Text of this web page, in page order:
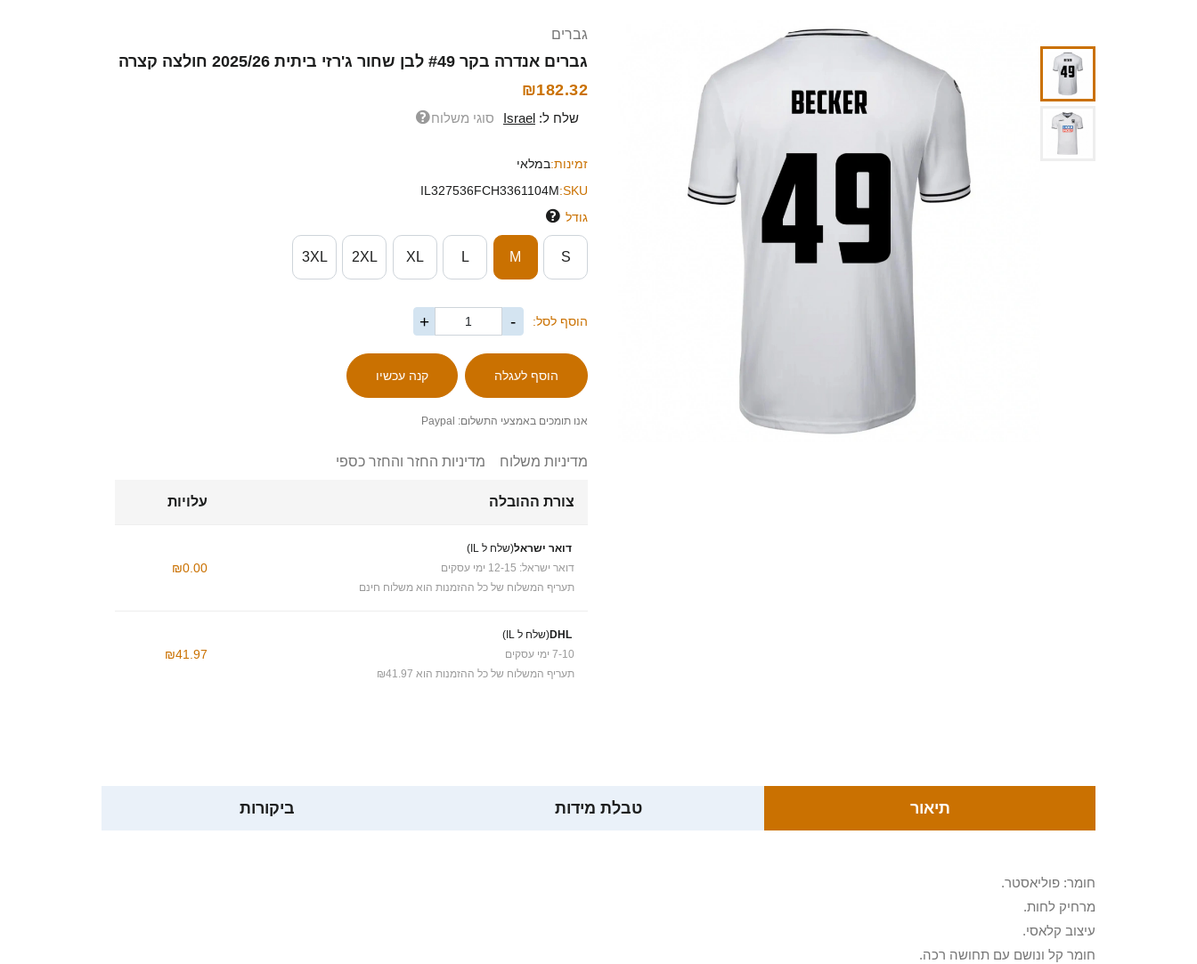
גברים
גברים אנדרה בקר #49 לבן שחור ג'רזי ביתית 2025/26 חולצה קצרה
₪182.32
שלח ל: Israel סוגי משלוח
זמינות:במלאי
SKU:
IL327536FCH3361104M
גודל
S
M
L
XL
2XL
3XL
הוסף לסל: -
+
אנו תומכים באמצעי התשלום: Paypal
מדיניות משלוח מדיניות החזר והחזר כספי
צורת ההובלה עלויות
דואר ישראל(שלח ל IL)
דואר ישראל: 12-15 ימי עסקים
תעריף המשלוח של כל ההזמנות הוא משלוח חינם
₪0.00
DHL(שלח ל IL)
7-10 ימי עסקים
תעריף המשלוח של כל ההזמנות הוא ₪41.97
₪41.97
תיאור טבלת מידות ביקורות
חומר: פוליאסטר.
מרחיק לחות.
עיצוב קלאסי.
חומר קל ונושם עם תחושה רכה.